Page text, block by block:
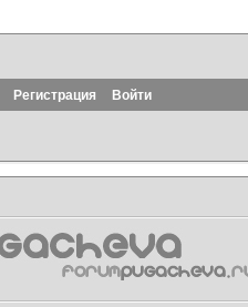
Регистрация Войти